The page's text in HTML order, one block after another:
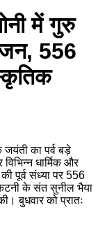
में गुरु
556
जयंती का पर्व बड़े
धार्मिक और
पूर्व संध्या पर 556
के संत सुनील भैया
बुधवार को प्रातः